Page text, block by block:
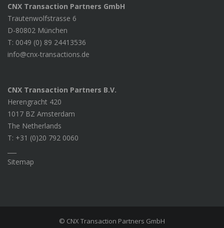
CNX Transaction Partners GmbH
Trautenwolfstrasse 6
D-80802 München
T: 0049 (0) 89 24413536
info@cnx-transactions.de
CNX Transaction Partners B.V.
Herengracht 420
1017 BZ Amsterdam
The Netherlands
T: +31 (0)20 792 0060
Sitemap
© CNX Transaction Partners GmbH